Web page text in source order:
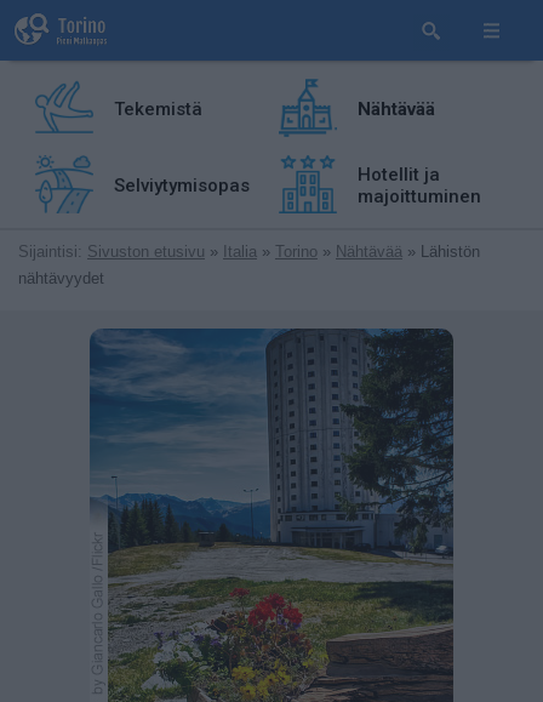
Tekemistä Nähtävää
Selviytymisopas
Hotellit ja
majoittuminen
Sijaintisi: Sivuston etusivu » Italia » Torino » Nähtävää » Lähistön
nähtävyydet